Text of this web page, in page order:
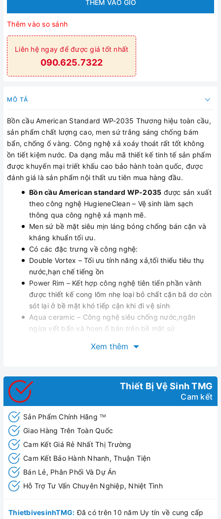
THÊM VÀO GIỎ
Thêm vào so sánh
Liên hệ ngay để được giá tốt nhất
090.625.7322
MÔ TẢ
Bồn cầu American Standard WP-2035 Thương hiệu toàn cầu,
sản phẩm chất lượng cao, men sứ trắng sáng chống bám
bẩn, chống ố vàng. Công nghệ xả xoáy thoát rất tốt không
ồn tiết kiệm nước. Đa dạng mẫu mã thiết kế tinh tế sản phẩm
được khuyến mại triết khấu cao bảo hành toàn quốc, được
đánh giá là sản phẩm nội thất ưu tiên mua hàng đầu.
Bồn cầu American standard WP-2035 được sản xuất
theo công nghệ HugieneClean – Vệ sinh làm sạch
thông qua công nghệ xả mạnh mẽ.
Men sứ bề mặt siêu mịn láng bóng chống bán cặn và
kháng khuẩn tối ưu.
Có các đặc trưng về công nghệ:
Double Vortex – Tối ưu tính năng xả,tối thiểu tiêu thụ
nước,hạn chế tiếng ồn
Power Rim – Kết hợp công nghệ tiên tiến phần vành
được thiết kế cong lõm nhẹ loại bỏ chất cặn bã dơ còn
sót lại ở bề mặt khó tiếp cận khi đi vệ sinh
Aqua ceramic – Công nghệ siêu chống nước,ngăn
ngừa vết bẩn và hoen ố bán trên bề mặt sứ
giúp đánh bay tất cả các laoij chất thải
nhành
Comfort clean – Tiêu diệt vi khuẩn Ecoli hiệu quả theo
các thí nghiệm được thực hiện bởi IMSL
Xem thêm
Thiết Bị Vệ Sinh TMG
Cam kết
Sản Phẩm Chính Hãng TM
Giao Hàng Trên Toàn Quốc
Cam Kết Giá Rẻ Nhất Thị Trường
Cam Kết Bảo Hành Nhanh, Thuận Tiện
Bán Lẻ, Phân Phối Và Dự Án
Hỗ Trợ Tư Vấn Chuyên Nghiệp, Nhiệt Tình
ThietbivesinhTMG: Đã có trên 10 năm Uy tín về cung cấp